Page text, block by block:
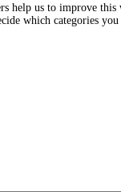
help us to improve
which categories